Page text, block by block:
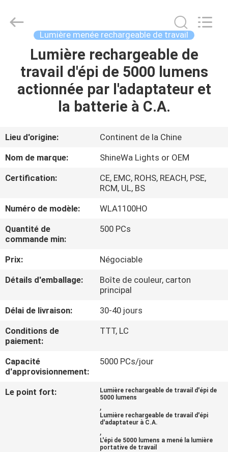
MAISON
VIDÉOS
À
PROPOS
DE
NOUS
DE
L'USINE
CONTRÔLE
DE
LA
QUALITÉ
International
Trade
Lumière menée rechargeable de travail
Lumière rechargeable de
travail d'épi de 5000 lumens
actionnée par l'adaptateur et
la batterie à C.A.
Lieu d'origine:
Continent de la Chine
Nom de marque:
ShineWa Lights or OEM
Certification:
CE, EMC, ROHS, REACH, PSE,
RCM, UL, BS
Numéro de modèle:
WLA1100HO
Quantité de
commande min:
500 PCs
Prix:
Négociable
Détails d'emballage:
Boîte de couleur, carton
principal
Délai de livraison:
30-40 jours
Conditions de
paiement:
TTT, LC
Capacité
d'approvisionnement:
5000 PCs/jour
Le point fort:
Lumière rechargeable de travail d'épi de
5000 lumens
,
Lumière rechargeable de travail d'épi
d'adaptateur à C.A.
,
L'épi de 5000 lumens a mené la lumière
portative de travail